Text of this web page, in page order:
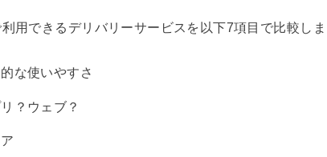
用できるデリバリーサービスを以下7項目で比較しま
な使いやすさ
？ウェブ？